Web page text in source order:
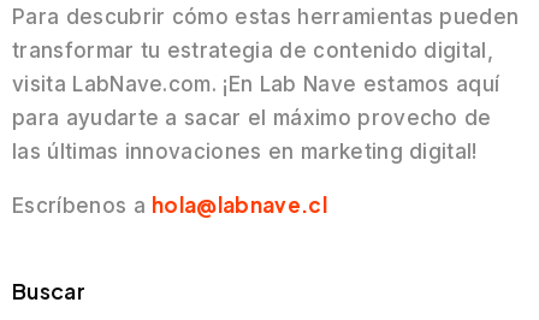
Para descubrir cómo estas herramientas pueden
transformar tu estrategia de contenido digital,
visita LabNave.com. ¡En Lab Nave estamos aquí
para ayudarte a sacar el máximo provecho de
las últimas innovaciones en marketing digital!
Escríbenos a hola@labnave.cl
Buscar